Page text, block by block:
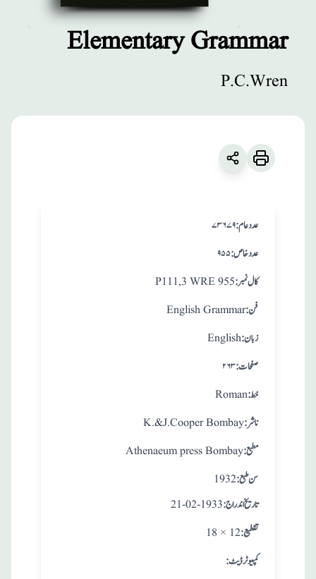
Grammar
Elementary Grammar
P.C.Wren
۷۳۶۷۹:عدد عام
۹۵۵:عدد خاص
P111,3 WRE 955 :کال نمبر
English Grammar :فن
English:زبان
۲۶۳:صفحات
Roman:خط
K.&J.Cooper Bombay :ناشر
Athenaeum press Bombay:مطبع
1932: سن طبع
21-02-1933 : تاريخ اندراج
18 × 12 :تقطيع
:کمپیوٹر ڈیٹ